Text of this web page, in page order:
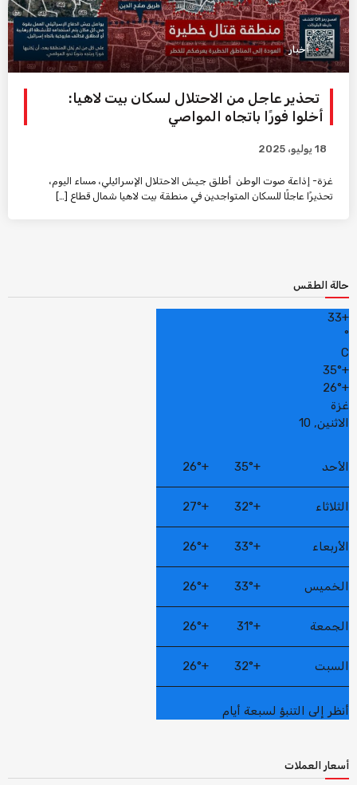
أخبار
تحذير عاجل من الاحتلال لسكان بيت لاهيا:
أخلوا فورًا باتجاه المواصي
18 يوليو، 2025
غزة- إذاعة صوت الوطن أطلق جيش الاحتلال الإسرائيلي، مساء اليوم،
تحذيرًا عاجلًا للسكان المتواجدين في منطقة بيت لاهيا شمال قطاع […]
حالة الطقس
+
33
°
C
+
35°
+
26°
غزة
الاثنين, 10
الأحد +
35°
+
26°
الثلاثاء +
32°
+
27°
الأربعاء +
33°
+
26°
الخميس +
33°
+
26°
الجمعة +
31°
+
26°
السبت +
32°
+
26°
أنظر إلى التنبؤ لسبعة أيام
أسعار العملات